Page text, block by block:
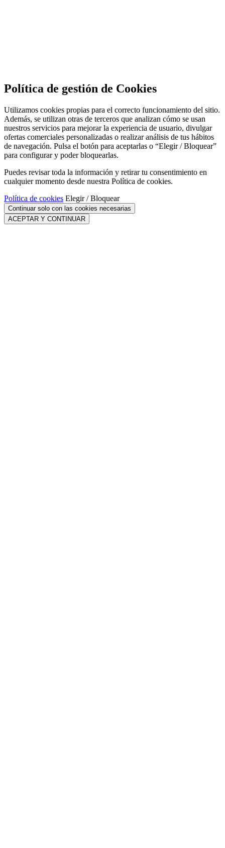
Política de gestión de Cookies
Utilizamos cookies propias para el correcto funcionamiento del sitio.
Además, se utilizan otras de terceros que analizan cómo se usan
nuestros servicios para mejorar la experiencia de usuario, divulgar
ofertas comerciales personalizadas o realizar análisis de tus hábitos
de navegación. Pulsa el botón para aceptarlas o “Elegir / Bloquear”
para configurar y poder bloquearlas.
Puedes revisar toda la información y retirar tu consentimiento en
cualquier momento desde nuestra Política de cookies.
Política de cookies Elegir / Bloquear
Continuar solo con las cookies necesarias
ACEPTAR Y CONTINUAR